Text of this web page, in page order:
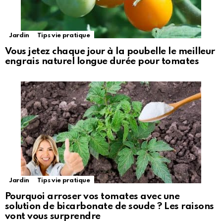
Jardin Tips vie pratique
Vous jetez chaque jour à la poubelle le meilleur
engrais naturel longue durée pour tomates
Jardin Tips vie pratique
Pourquoi arroser vos tomates avec une
solution de bicarbonate de soude ? Les raisons
vont vous surprendre